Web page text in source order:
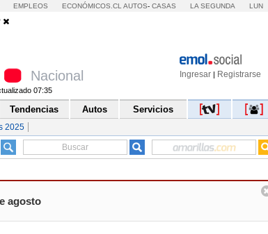
EMPLEOS ECONÓMICOS.CL AUTOS- CASAS LA SEGUNDA LUN
Ingresar | Registrarse
Nacional
07:35
Tendencias Autos Servicios
2025
agosto